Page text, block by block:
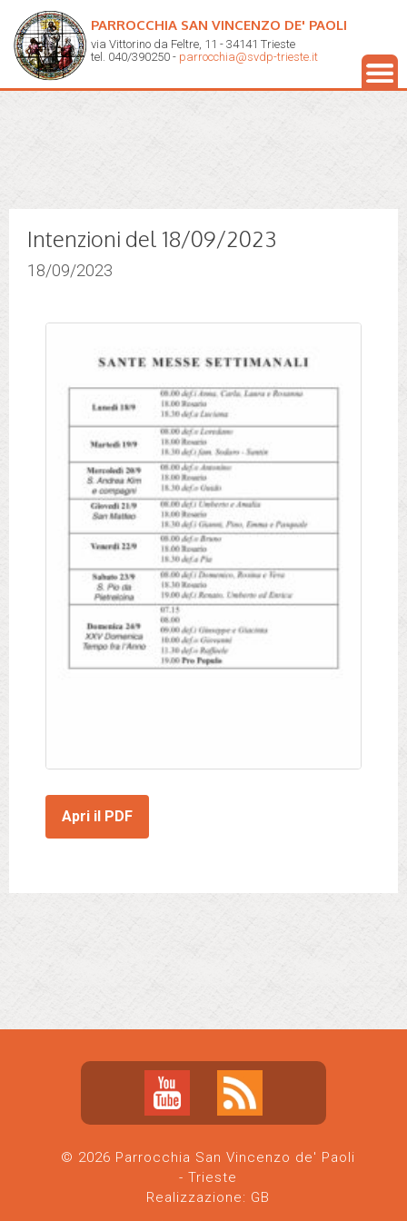
PARROCCHIA SAN VINCENZO DE' PAOLI
via Vittorino da Feltre, 11 - 34141 Trieste
tel. 040/390250 - parrocchia@svdp-trieste.it
Intenzioni del 18/09/2023
18/09/2023
Apri il PDF
© 2026 Parrocchia San Vincenzo de' Paoli
- Trieste
Realizzazione: GB